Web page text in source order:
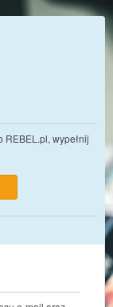
REBEL.pl, wypełnij